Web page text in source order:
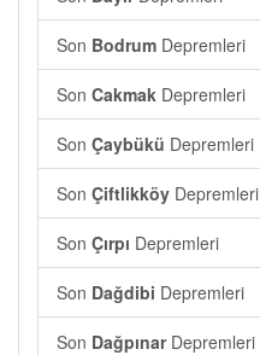
Son Bodrum Depremleri
Son Cakmak Depremleri
Son Çaybükü Depremleri
Son Çiftlikköy Depremleri
Son Çırpı Depremleri
Son Dağdibi Depremleri
Son DağpınarDepremleri